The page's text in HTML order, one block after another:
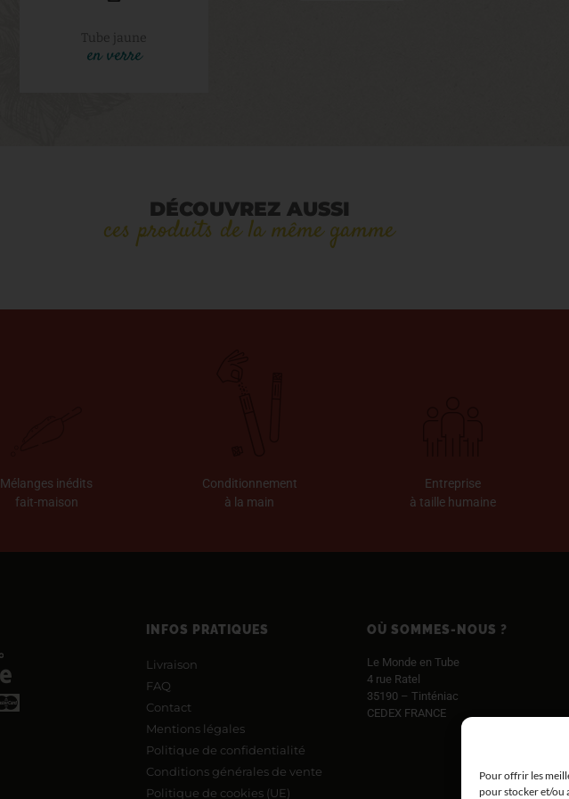
Pour offrir les
pour stocker et/ou
Tube jaune
en verre
DÉCOUVREZ AUSSI
ces produits de la même gamme
Mélanges inédits
fait-maison
Conditionnement
à la main
Entreprise
à taille humaine
INFOS PRATIQUES
Livraison
FAQ
Contact
Mentions légales
Politique de confidentialité
Conditions générales de vente
Politique de cookies (UE)
OÙ SOMMES-NOUS ?
Le Monde en Tube
4 rue Ratel
35190 – Tinténiac
CEDEX FRANCE